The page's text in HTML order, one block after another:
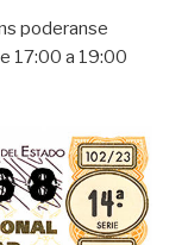
poderanse
17:00 a 19:00